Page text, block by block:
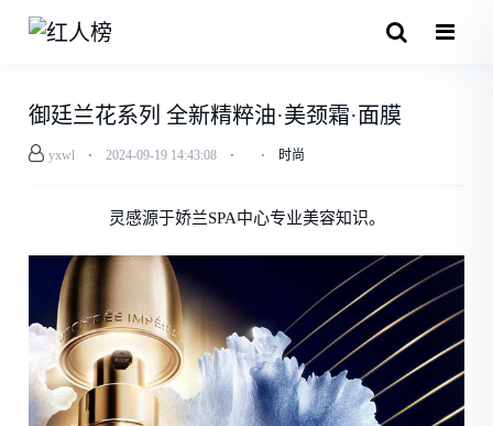
御廷兰花系列 全新精粹油·美颈霜·面膜
yxwl ⋅ 2024-09-19 14:43:08 ⋅ ⋅ 时尚
灵感源于娇兰SPA中心专业美容知识。